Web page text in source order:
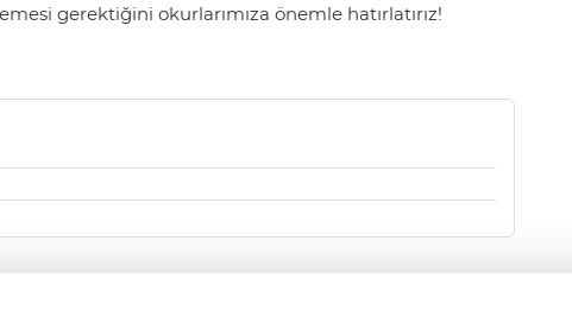
gerektiğini okurlarımıza önemle hatırlatırız!